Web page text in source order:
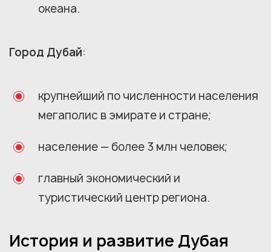
океана.
Город Дубай:
крупнейший по численности населения
мегаполис в эмирате и стране;
население — более 3 млн человек;
главный экономический и
туристический центр региона.
История и развитие Дубая